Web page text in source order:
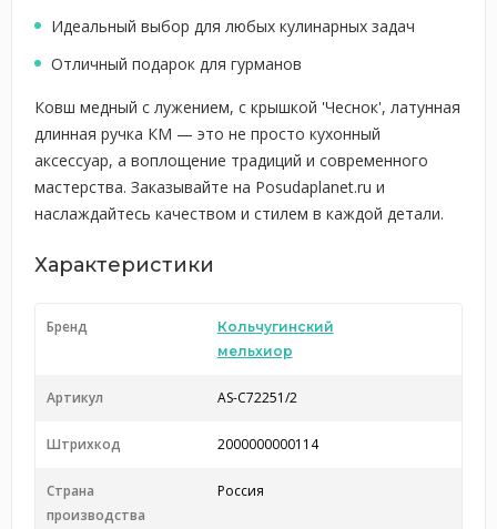
Идеальный выбор для любых кулинарных задач
Отличный подарок для гурманов
Ковш медный с лужением, с крышкой 'Чеснок', латунная
длинная ручка КМ — это не просто кухонный
аксессуар, а воплощение традиций и современного
мастерства. Заказывайте на Posudaplanet.ru и
наслаждайтесь качеством и стилем в каждой детали.
Характеристики
Бренд
Кольчугинский
мельхиор
Артикул AS-С72251/2
Штрихкод 2000000000114
Страна
производства
Россия